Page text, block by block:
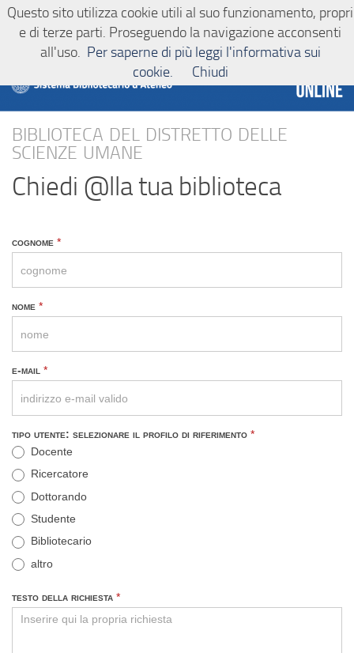
Salta al contenuto
Sistema bibliotecario d'Ateneo
biblioteca del distretto delle
scienze umane
Chiedi @lla tua biblioteca
SCIUM.1
Chiedi
alla
cognome *
nome *
e-mail *
tipo utente: selezionare il profilo di riferimento *
Docente
Ricercatore
Dottorando
Studente
Bibliotecario
altro
testo della richiesta *
Questo sito utilizza cookie utili al suo funzionamento, propri
e di terze parti. Proseguendo la navigazione acconsenti
all'uso. Per saperne di più leggi l'informativa sui
cookie.
Chiudi